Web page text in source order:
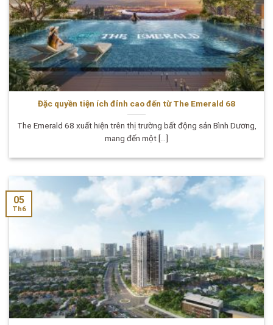
Đặc quyền tiện ích đỉnh cao đến từ The Emerald 68
The Emerald 68 xuất hiện trên thị trường bất động sản Bình Dương,
mang đến một [...]
05
Th6